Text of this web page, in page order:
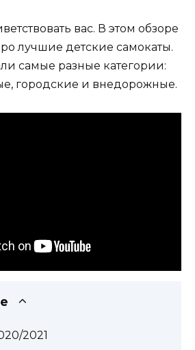
вас. В этом обзоре
лучшие детские самокаты.
самые разные категории:
городские и внедорожные.
2021